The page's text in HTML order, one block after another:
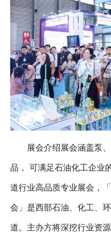
展会介绍展会涵盖泵、
品， 可满足石油化工企业
道行业高品质专业展会，
会」是西部石油、化工、
道。主办方将深挖行业资